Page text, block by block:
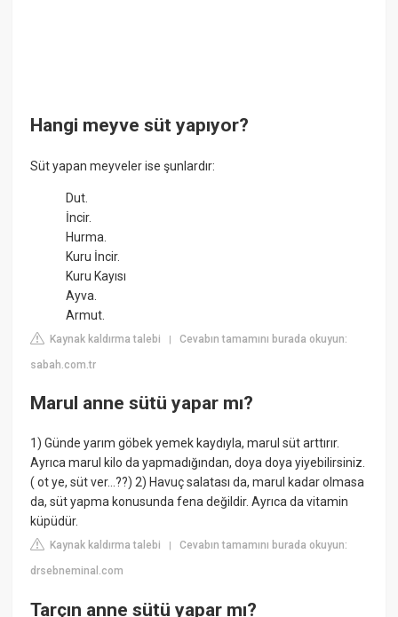
Hangi meyve süt yapıyor?
Süt yapan meyveler ise şunlardır:
Dut.
İncir.
Hurma.
Kuru İncir.
Kuru Kayısı
Ayva.
Armut.
Kaynak kaldırma talebi |Cevabın tamamını burada okuyun:
sabah.com.tr
Marul anne sütü yapar mı?
1) Günde yarım göbek yemek kaydıyla, marul süt arttırır.
Ayrıca marul kilo da yapmadığından, doya doya yiyebilirsiniz.
( ot ye, süt ver…??) 2) Havuç salatası da, marul kadar olmasa
da, süt yapma konusunda fena değildir. Ayrıca da vitamin
küpüdür.
Kaynak kaldırma talebi |Cevabın tamamını burada okuyun:
drsebneminal.com
Tarçın anne sütü yapar mı?